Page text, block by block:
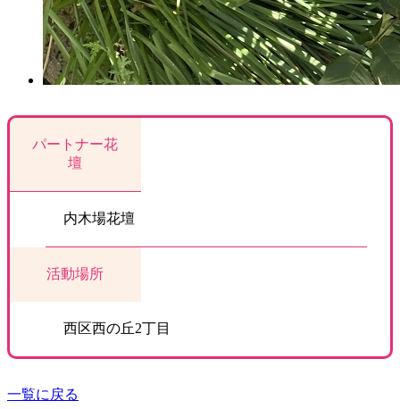
パートナー花
壇
内木場花壇
活動場所
西区西の丘2丁目
一覧に戻る